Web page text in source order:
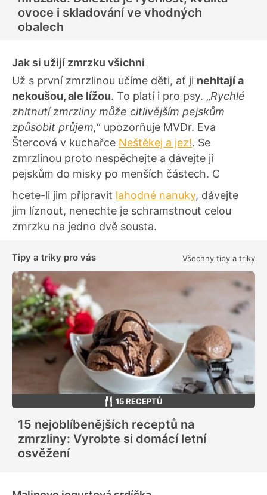
ovoce i skladování ve vhodných
obalech
Jak si užijí zmrzku všichni
Už s první zmrzlinou učíme děti, ať ji nehltají a
nekoušou, ale lížou. To platí i pro psy. „Rychlé
zhltnutí zmrzliny může citlivějším pejskům
způsobit průjem,“ upozorňuje MVDr. Eva
Štercová v kuchařce Neštěkej a jez!. Se
zmrzlinou proto nespěchejte a dávejte ji
pejskům do misky po menších částech. C
hcete-li jim připravit lahodné nanuky, dávejte
jim líznout, nenechte je schramstnout celou
zmrzku na jedno dvě sousta.
Tipy a triky pro vás Všechny tipy a triky
15 RECEPTŮ
15 nejoblíbenějších receptů na
zmrzliny: Vyrobte si domácí letní
osvěžení